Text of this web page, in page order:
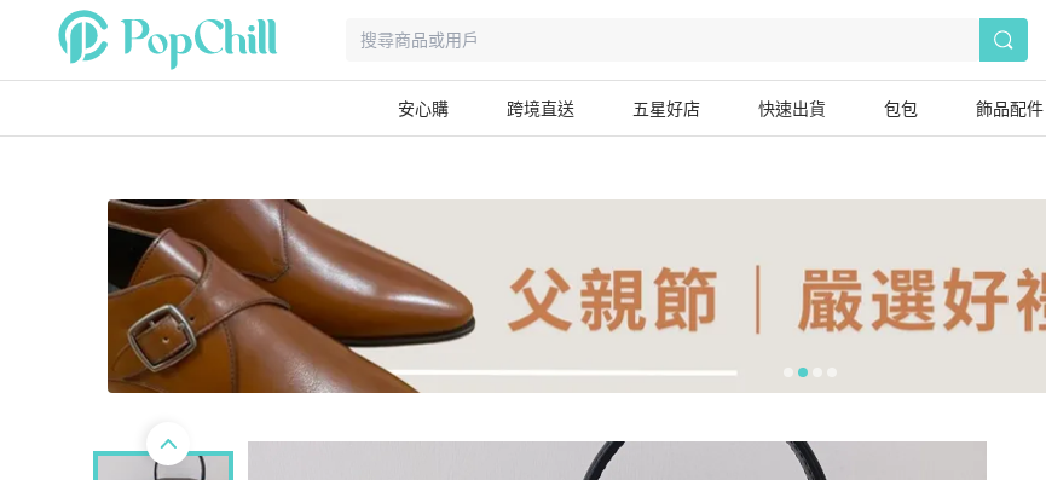
安心購 跨境直送 五星好店 快速出貨 包包 飾品配件